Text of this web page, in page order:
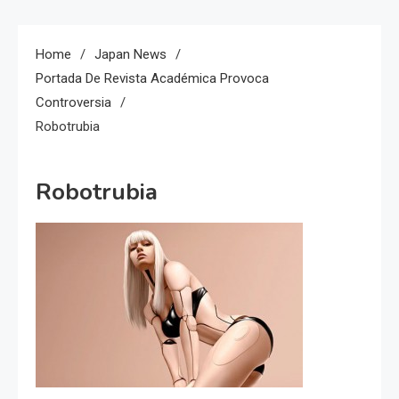
Home
Japan News
Portada De Revista Académica Provoca
Controversia
Robotrubia
Robotrubia